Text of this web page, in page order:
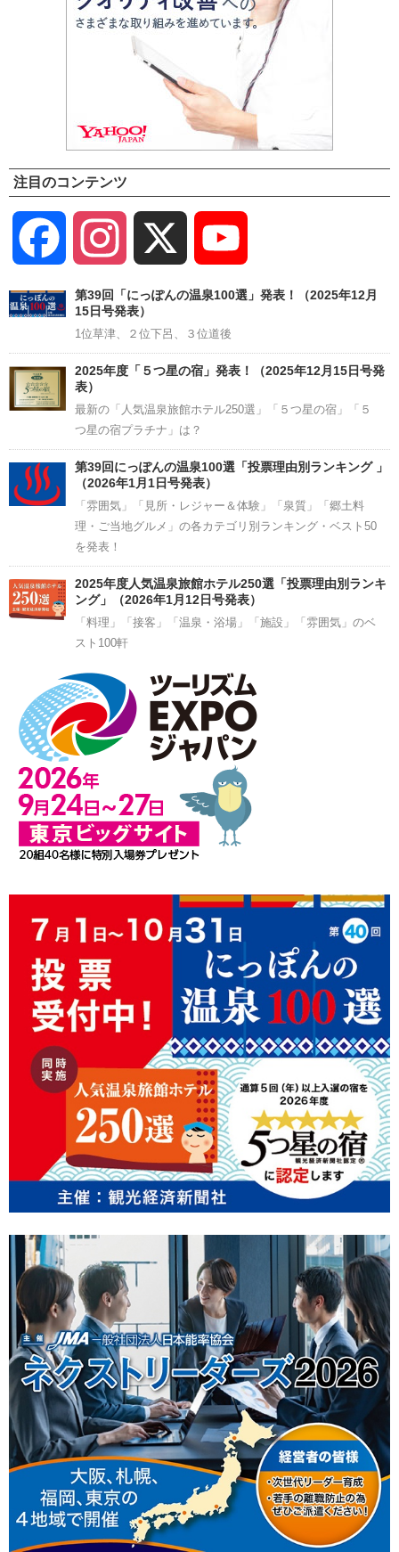
注目のコンテンツ
Facebook Instagram
Channel
第39回「にっぽんの温泉100選」発表！（2025年12月
15日号発表）
1位草津、２位下呂、３位道後
2025年度「５つ星の宿」発表！（2025年12月15日号発
表）
最新の「人気温泉旅館ホテル250選」「５つ星の宿」「５
つ星の宿プラチナ」は？
第39回にっぽんの温泉100選「投票理由別ランキング 」
（2026年1月1日号発表）
「雰囲気」「見所・レジャー＆体験」「泉質」「郷土料
理・ご当地グルメ」の各カテゴリ別ランキング・ベスト50
を発表！
2025年度人気温泉旅館ホテル250選「投票理由別ランキ
ング」（2026年1月12日号発表）
「料理」「接客」「温泉・浴場」「施設」「雰囲気」のベ
スト100軒